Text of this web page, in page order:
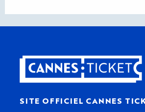
SITE OFFICIEL CANNES